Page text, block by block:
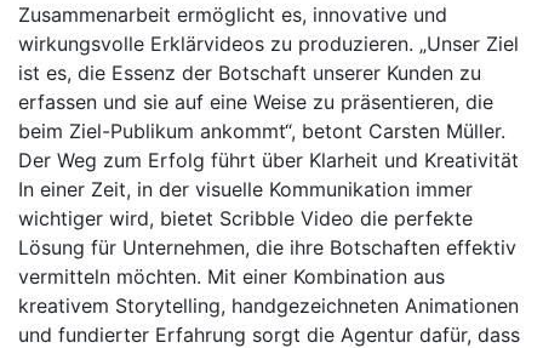
Zusammenarbeit ermöglicht es, innovative und
wirkungsvolle Erklärvideos zu produzieren. „Unser Ziel
ist es, die Essenz der Botschaft unserer Kunden zu
erfassen und sie auf eine Weise zu präsentieren, die
beim Ziel-Publikum ankommt“, betont Carsten Müller.
Der Weg zum Erfolg führt über Klarheit und Kreativität
In einer Zeit, in der visuelle Kommunikation immer
wichtiger wird, bietet Scribble Video die perfekte
Lösung für Unternehmen, die ihre Botschaften effektiv
vermitteln möchten. Mit einer Kombination aus
kreativem Storytelling, handgezeichneten Animationen
und fundierter Erfahrung sorgt die Agentur dafür, dass